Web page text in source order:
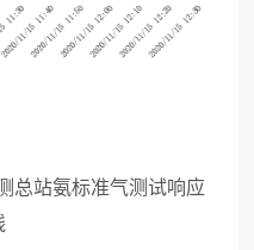
总站氨标准气测试响应